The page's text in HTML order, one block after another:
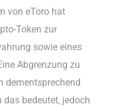
von eToro hat
Token zur
sowie eines
Abgrenzung zu
dementsprechend
bedeutet, jedoch